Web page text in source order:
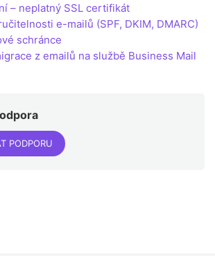
– neplatný SSL certifikát
e-mailů (SPF, DKIM, DMARC)
schránce
z emailů na službě Business Mail
PODPORU